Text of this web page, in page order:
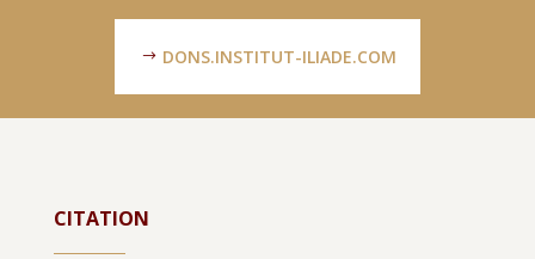
DONS.INSTITUT-ILIADE.COM
CITATION